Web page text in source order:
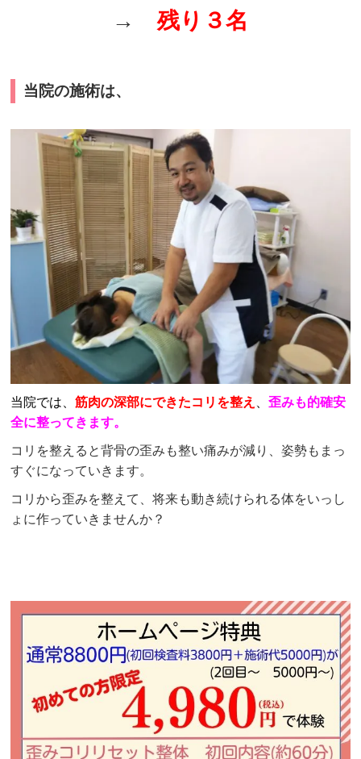
→残り３名
当院の施術は、
当院では、筋肉の深部にできたコリを整え 、歪みも的確安
全に整ってきます。
コリを整えると背骨の歪みも整い痛みが減り、姿勢もまっ
すぐになっていきます。
コリから歪みを整えて、将来も動き続けられる体をいっし
ょに作っていきませんか？